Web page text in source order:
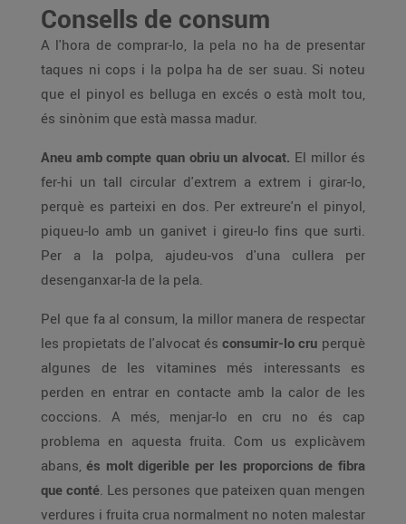
Consells de consum
A l'hora de comprar-lo, la pela no ha de presentar
taques ni cops i la polpa ha de ser suau. Si noteu
que el pinyol es belluga en excés o està molt tou,
és sinònim que està massa madur.
Aneu amb compte quan obriu un alvocat. El millor és
fer-hi un tall circular d'extrem a extrem i girar-lo,
perquè es parteixi en dos. Per extreure'n el pinyol,
piqueu-lo amb un ganivet i gireu-lo fins que surti.
Per a la polpa, ajudeu-vos d'una cullera per
desenganxar-la de la pela.
Pel que fa al consum, la millor manera de respectar
les propietats de l'alvocat és consumir-lo cru perquè
algunes de les vitamines més interessants es
perden en entrar en contacte amb la calor de les
coccions. A més, menjar-lo en cru no és cap
problema en aquesta fruita. Com us explicàvem
abans, és molt digerible per les proporcions de fibra
que conté. Les persones que pateixen quan mengen
verdures i fruita crua normalment no noten malestar